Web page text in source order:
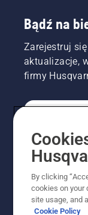
Bądź na
Zarejestruj
aktualizacje,
firmy
By clicking
cookies on your
site usage, and
Cookie Policy